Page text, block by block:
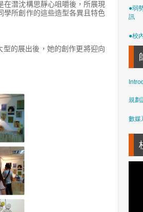
在潛沈構思靜心咀嚼後，所展現
學所創作的這些造型各異且特色
的展出後，她的創作更將迎向
●弱
訊
●校
規劃
數媒